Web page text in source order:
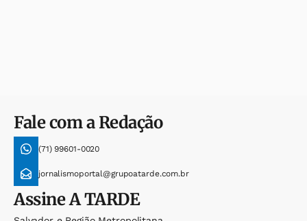
Fale com a Redação
(71) 99601-0020
jornalismoportal@grupoatarde.com.br
AssineA TARDE